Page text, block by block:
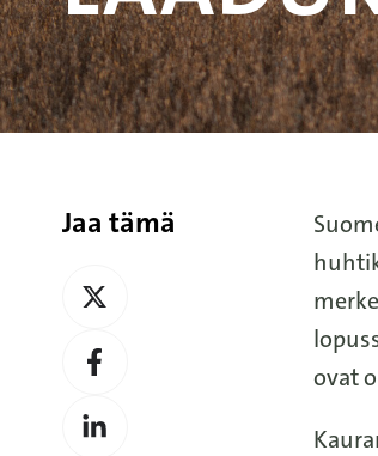
ovat
Jaa tämä
Jaa
Jaa
Jaa